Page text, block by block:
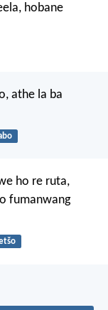
hobane
athe la ba
ho re ruta,
fumanwang